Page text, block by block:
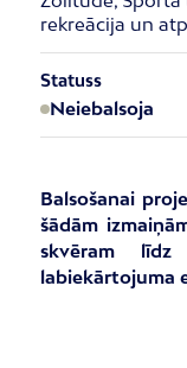
rekreācija un
Statuss
Neiebalsoja
Balsošanai
šādām
skvēram līdz